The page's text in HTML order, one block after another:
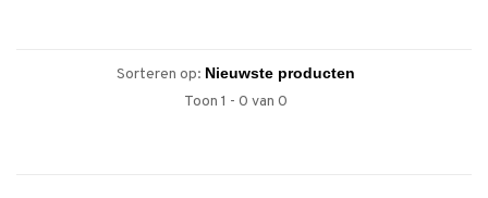
Sorteren op:
Toon 1 - 0 van 0